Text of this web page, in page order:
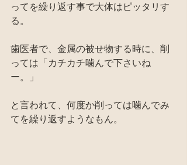
ってを繰り返す事で大体はピッタリす
る。
歯医者で、金属の被せ物する時に、削
っては「カチカチ噛んで下さいね
ー。」
と言われて、何度か削っては噛んでみ
てを繰り返すようなもん。